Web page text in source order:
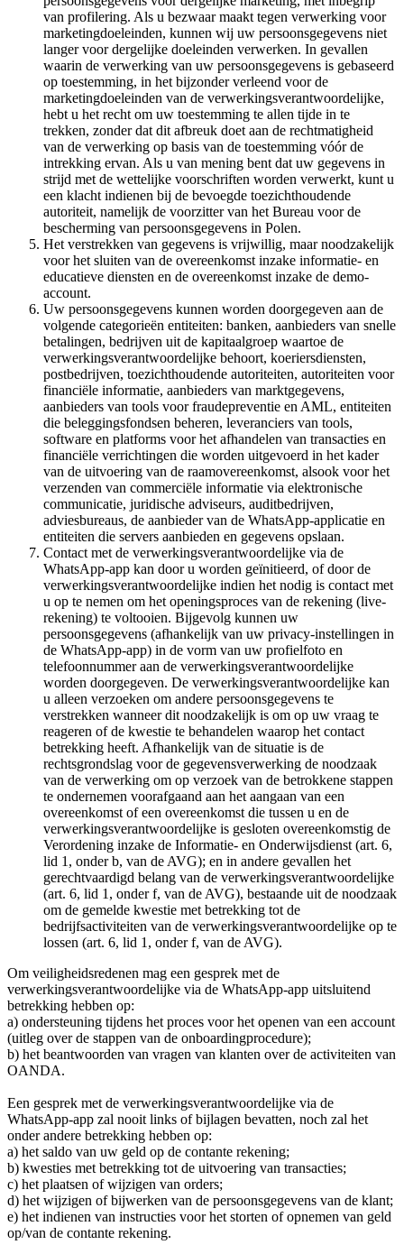
van profilering. Als u bezwaar maakt tegen verwerking voor
marketingdoeleinden, kunnen wij uw persoonsgegevens niet
langer voor dergelijke doeleinden verwerken. In gevallen
waarin de verwerking van uw persoonsgegevens is gebaseerd
op toestemming, in het bijzonder verleend voor de
marketingdoeleinden van de verwerkingsverantwoordelijke,
hebt u het recht om uw toestemming te allen tijde in te
trekken, zonder dat dit afbreuk doet aan de rechtmatigheid
van de verwerking op basis van de toestemming vóór de
intrekking ervan. Als u van mening bent dat uw gegevens in
strijd met de wettelijke voorschriften worden verwerkt, kunt u
een klacht indienen bij de bevoegde toezichthoudende
autoriteit, namelijk de voorzitter van het Bureau voor de
bescherming van persoonsgegevens in Polen.
Het verstrekken van gegevens is vrijwillig, maar noodzakelijk
voor het sluiten van de overeenkomst inzake informatie- en
educatieve diensten en de overeenkomst inzake de demo-
account.
Uw persoonsgegevens kunnen worden doorgegeven aan de
volgende categorieën entiteiten: banken, aanbieders van snelle
betalingen, bedrijven uit de kapitaalgroep waartoe de
verwerkingsverantwoordelijke behoort, koeriersdiensten,
postbedrijven, toezichthoudende autoriteiten, autoriteiten voor
financiële informatie, aanbieders van marktgegevens,
aanbieders van tools voor fraudepreventie en AML, entiteiten
die beleggingsfondsen beheren, leveranciers van tools,
software en platforms voor het afhandelen van transacties en
financiële verrichtingen die worden uitgevoerd in het kader
van de uitvoering van de raamovereenkomst, alsook voor het
verzenden van commerciële informatie via elektronische
communicatie, juridische adviseurs, auditbedrijven,
adviesbureaus, de aanbieder van de WhatsApp-applicatie en
entiteiten die servers aanbieden en gegevens opslaan.
Contact met de verwerkingsverantwoordelijke via de
WhatsApp-app kan door u worden geïnitieerd, of door de
verwerkingsverantwoordelijke indien het nodig is contact met
u op te nemen om het openingsproces van de rekening (live-
rekening) te voltooien. Bijgevolg kunnen uw
persoonsgegevens (afhankelijk van uw privacy-instellingen in
de WhatsApp-app) in de vorm van uw profielfoto en
telefoonnummer aan de verwerkingsverantwoordelijke
worden doorgegeven. De verwerkingsverantwoordelijke kan
u alleen verzoeken om andere persoonsgegevens te
verstrekken wanneer dit noodzakelijk is om op uw vraag te
reageren of de kwestie te behandelen waarop het contact
betrekking heeft. Afhankelijk van de situatie is de
rechtsgrondslag voor de gegevensverwerking de noodzaak
van de verwerking om op verzoek van de betrokkene stappen
te ondernemen voorafgaand aan het aangaan van een
overeenkomst of een overeenkomst die tussen u en de
verwerkingsverantwoordelijke is gesloten overeenkomstig de
Verordening inzake de Informatie- en Onderwijsdienst (art. 6,
lid 1, onder b, van de AVG); en in andere gevallen het
gerechtvaardigd belang van de verwerkingsverantwoordelijke
(art. 6, lid 1, onder f, van de AVG), bestaande uit de noodzaak
om de gemelde kwestie met betrekking tot de
bedrijfsactiviteiten van de verwerkingsverantwoordelijke op te
lossen (art. 6, lid 1, onder f, van de AVG).
Om veiligheidsredenen mag een gesprek met de
verwerkingsverantwoordelijke via de WhatsApp-app uitsluitend
betrekking hebben op:
a) ondersteuning tijdens het proces voor het openen van een account
(uitleg over de stappen van de onboardingprocedure);
b) het beantwoorden van vragen van klanten over de activiteiten van
OANDA.
Een gesprek met de verwerkingsverantwoordelijke via de
WhatsApp-app zal nooit links of bijlagen bevatten, noch zal het
onder andere betrekking hebben op:
a) het saldo van uw geld op de contante rekening;
b) kwesties met betrekking tot de uitvoering van transacties;
c) het plaatsen of wijzigen van orders;
d) het wijzigen of bijwerken van de persoonsgegevens van de klant;
e) het indienen van instructies voor het storten of opnemen van geld
op/van de contante rekening.